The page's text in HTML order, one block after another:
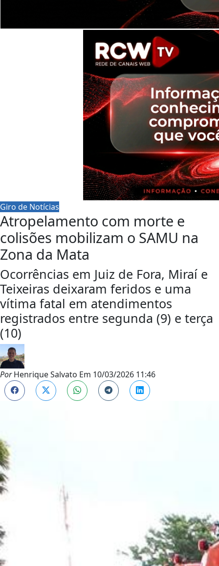
Giro de Notícias
Atropelamento com morte e
colisões mobilizam o SAMU na
Zona da Mata
Ocorrências em Juiz de Fora, Miraí e
Teixeiras deixaram feridos e uma
vítima fatal em atendimentos
registrados entre segunda (9) e terça
(10)
PorHenrique Salvato Em 10/03/2026 11:46